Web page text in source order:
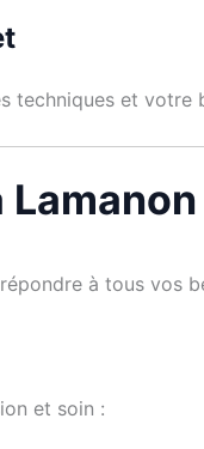
techniques et
à tous vos
et soin :